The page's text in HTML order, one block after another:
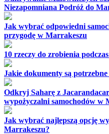
Niezapomniana Podróż do
Jak wybrać odpowiedni
przygodę w Marrakeszu
10 rzeczy do zrobienia
Jakie dokumenty są
Odkryj Saharę z
wypożyczalni samochodów w
Jak wybrać najlepszą opcję
Marrakeszu?